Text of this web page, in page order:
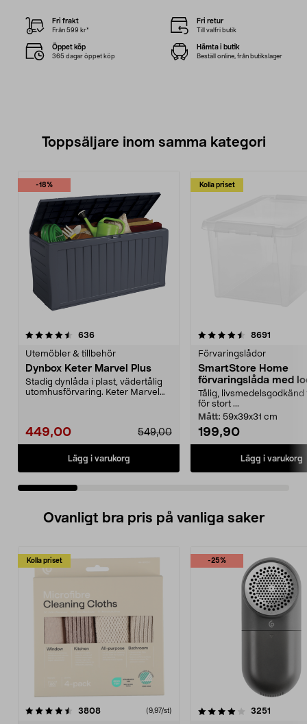
Fri frakt
Från 599 kr*
Fri retur
Till valfri butik
Öppet köp
365 dagar öppet köp
Hämta i butik
Beställ online, från butikslager
Toppsäljare inom samma kategori
-18%
636recensioner
Utemöbler & tillbehör
Dynbox Keter Marvel Plus
Stadig dynlåda i plast, vädertålig
utomhusförvaring. Keter Marvel
449,00 549,00
Lägg i varukorg
Kolla priset
4.5 av 5 stjärnor 8691
Förvaringslådor
SmartStore Home
förvaringslåda med
Tålig,
för stort ...
Mått: 59x39x31 cm
199,90
Lägg i varukorg
4.5 av 5 stjärnor
Ovanligt bra pris på vanliga saker
Kolla priset
3808recensioner (9,97/st)
-25%
4.0av 5 stjärnor 3251
4.5av 5 stjärnor